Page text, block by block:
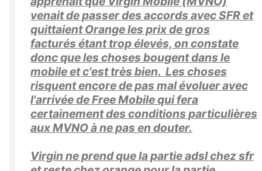
venait de passer des accords avec SFR et
quittaient Orange les prix de gros
facturés étant trop élevés, on constate
donc que les choses bougent dans le
mobile et c'est très bien. Les choses
risquent encore de pas mal évoluer avec
l'arrivée de Free Mobile qui fera
certainement des conditions particulières
aux MVNO à ne pas en douter.
Virgin ne prend que la partie adsl chez sfr